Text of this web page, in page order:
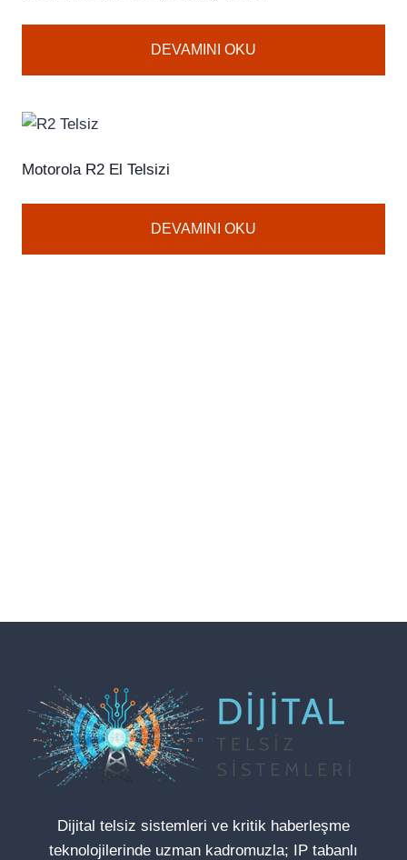
DEVAMINI OKU
Motorola R2 El Telsizi
DEVAMINI OKU
Dijital telsiz sistemleri ve kritik haberleşme
teknolojilerinde uzman kadromuzla; IP tabanlı